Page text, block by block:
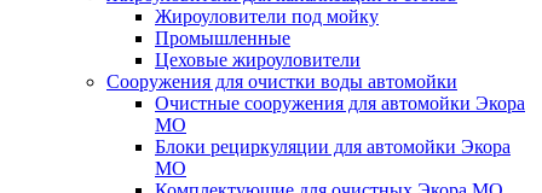
Жироуловители под мойку
Промышленные
Цеховые жироуловители
Сооружения для очистки воды автомойки
Очистные сооружения для автомойки Экора
МО
Блоки рециркуляции для автомойки Экора
МО